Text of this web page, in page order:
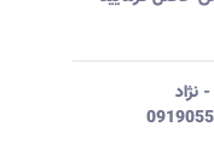
- نژاد